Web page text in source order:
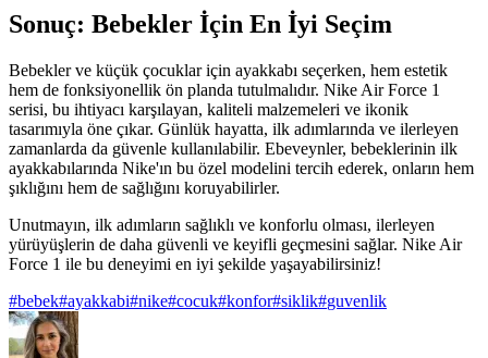
Sonuç: Bebekler İçin En İyi Seçim
Bebekler ve küçük çocuklar için ayakkabı seçerken, hem estetik
hem de fonksiyonellik ön planda tutulmalıdır. Nike Air Force 1
serisi, bu ihtiyacı karşılayan, kaliteli malzemeleri ve ikonik
tasarımıyla öne çıkar. Günlük hayatta, ilk adımlarında ve ilerleyen
zamanlarda da güvenle kullanılabilir. Ebeveynler, bebeklerinin ilk
ayakkabılarında Nike'ın bu özel modelini tercih ederek, onların hem
şıklığını hem de sağlığını koruyabilirler.
Unutmayın, ilk adımların sağlıklı ve konforlu olması, ilerleyen
yürüyüşlerin de daha güvenli ve keyifli geçmesini sağlar. Nike Air
Force 1 ile bu deneyimi en iyi şekilde yaşayabilirsiniz!
#bebek#ayakkabi#nike#cocuk#konfor#siklik#guvenlik